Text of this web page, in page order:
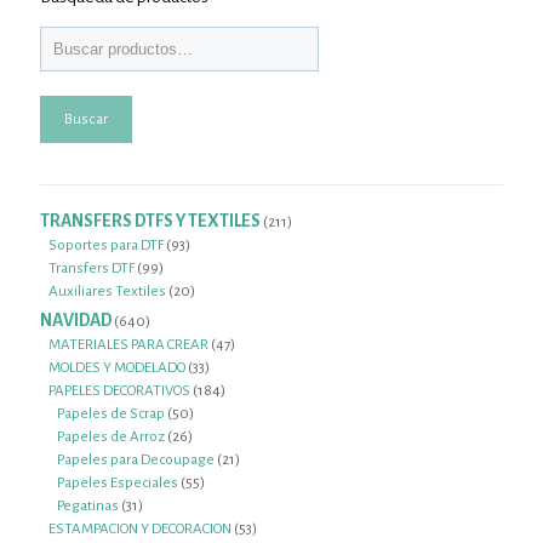
Buscar
TRANSFERS DTFS Y TEXTILES 211211
Soportes para DTF 9393
Transfers DTF 9999
productos
Auxiliares Textiles 2020
NAVIDAD 640640
productos
MATERIALES PARA CREAR 4747
MOLDES Y MODELADO 3333
productos
PAPELES DECORATIVOS 184184
Papeles de Scrap 5050
productos
Papeles de Arroz 2626
productos
Papeles para Decoupage 2121
Papeles Especiales 5555
Pegatinas 3131
productos
ESTAMPACION Y DECORACION 5353